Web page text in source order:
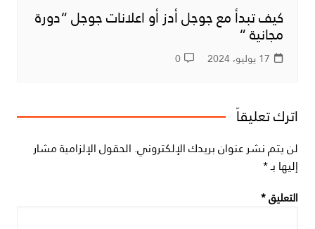
كيف تبدأ مع جوجل أدز أو اعلانات جوجل “دورة
مجانية “
17 يوليو، 2024 0
اترك تعليقاً
لن يتم نشر عنوان بريدك الإلكتروني. الحقول الإلزامية مشار
إليها بـ*
التعليق*